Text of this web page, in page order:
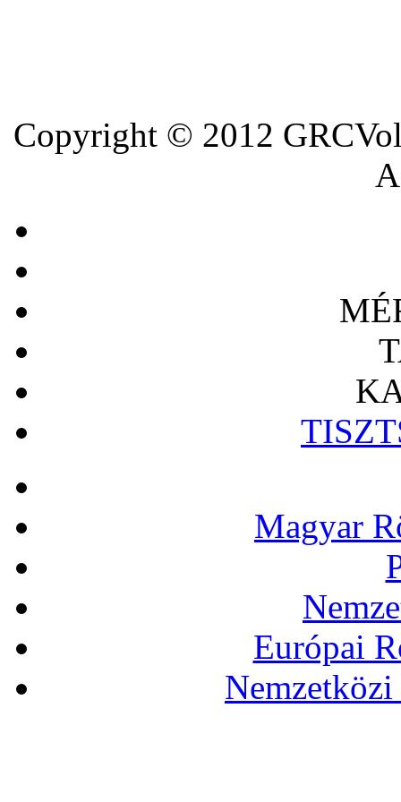
Copyright © 2012
A
Magyar
Európai
Nemzetközi